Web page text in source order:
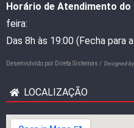
Horário de Atendimento do
feira:
Das 8h às 19:00 (Fecha para
Desenvolvido por Direta Sistemas / Designed
LOCALIZAÇÃO